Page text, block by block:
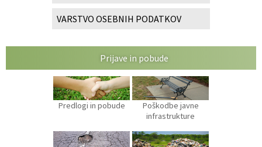
VARSTVO OSEBNIH PODATKOV
Prijave in pobude
Predlogi in pobude
Poškodbe javne
infrastrukture